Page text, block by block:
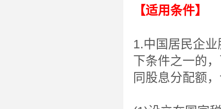
【适用条件】
1.中国居民企
下条件之一的
同股息分配额